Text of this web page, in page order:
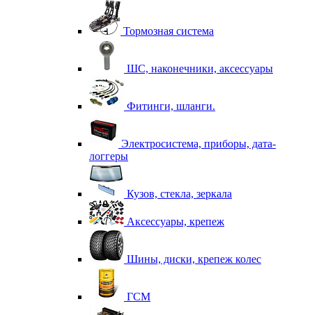
Тормозная система
ШС, наконечники, аксессуары
Фитинги, шланги.
Электросистема, приборы, дата-
логгеры
Кузов, стекла, зеркала
Аксессуары, крепеж
Шины, диски, крепеж колес
ГСМ